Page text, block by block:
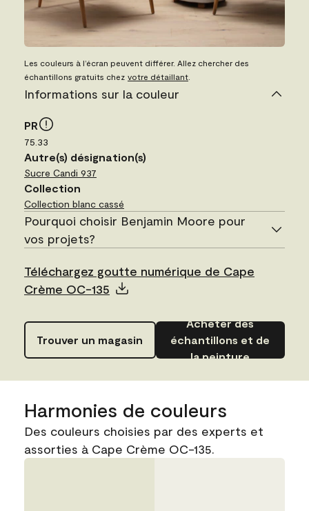
Les couleurs à l’écran peuvent différer. Allez chercher des
échantillons gratuits chez votre détaillant
Informations sur la couleur
PR
75.33
Autre(s) désignation(s)
Sucre Candi 937
Collection
Collection blanc cassé
Pourquoi choisir Benjamin Moore pour
vos projets?
Téléchargez goutte numérique de Cape
Crème OC-135
Trouver un magasin
Acheter des
échantillons et de
la peinture
Harmonies de couleurs
Des couleurs choisies par des experts et
assorties à Cape Crème OC-135.